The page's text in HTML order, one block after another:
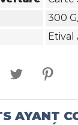
300
AYANT